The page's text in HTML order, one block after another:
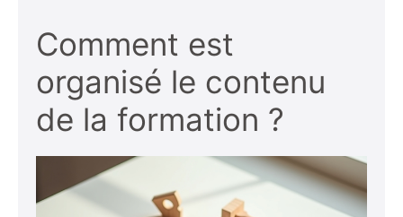
Comment est
organisé le contenu
de la formation ?